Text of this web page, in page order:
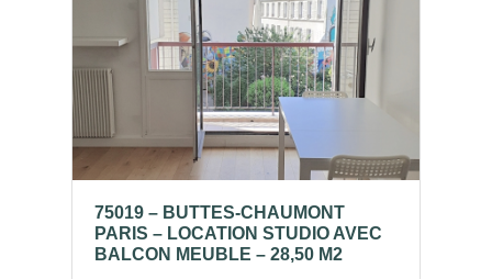
75019 – BUTTES-CHAUMONT
PARIS – LOCATION STUDIO AVEC
BALCON MEUBLE – 28,50 M2